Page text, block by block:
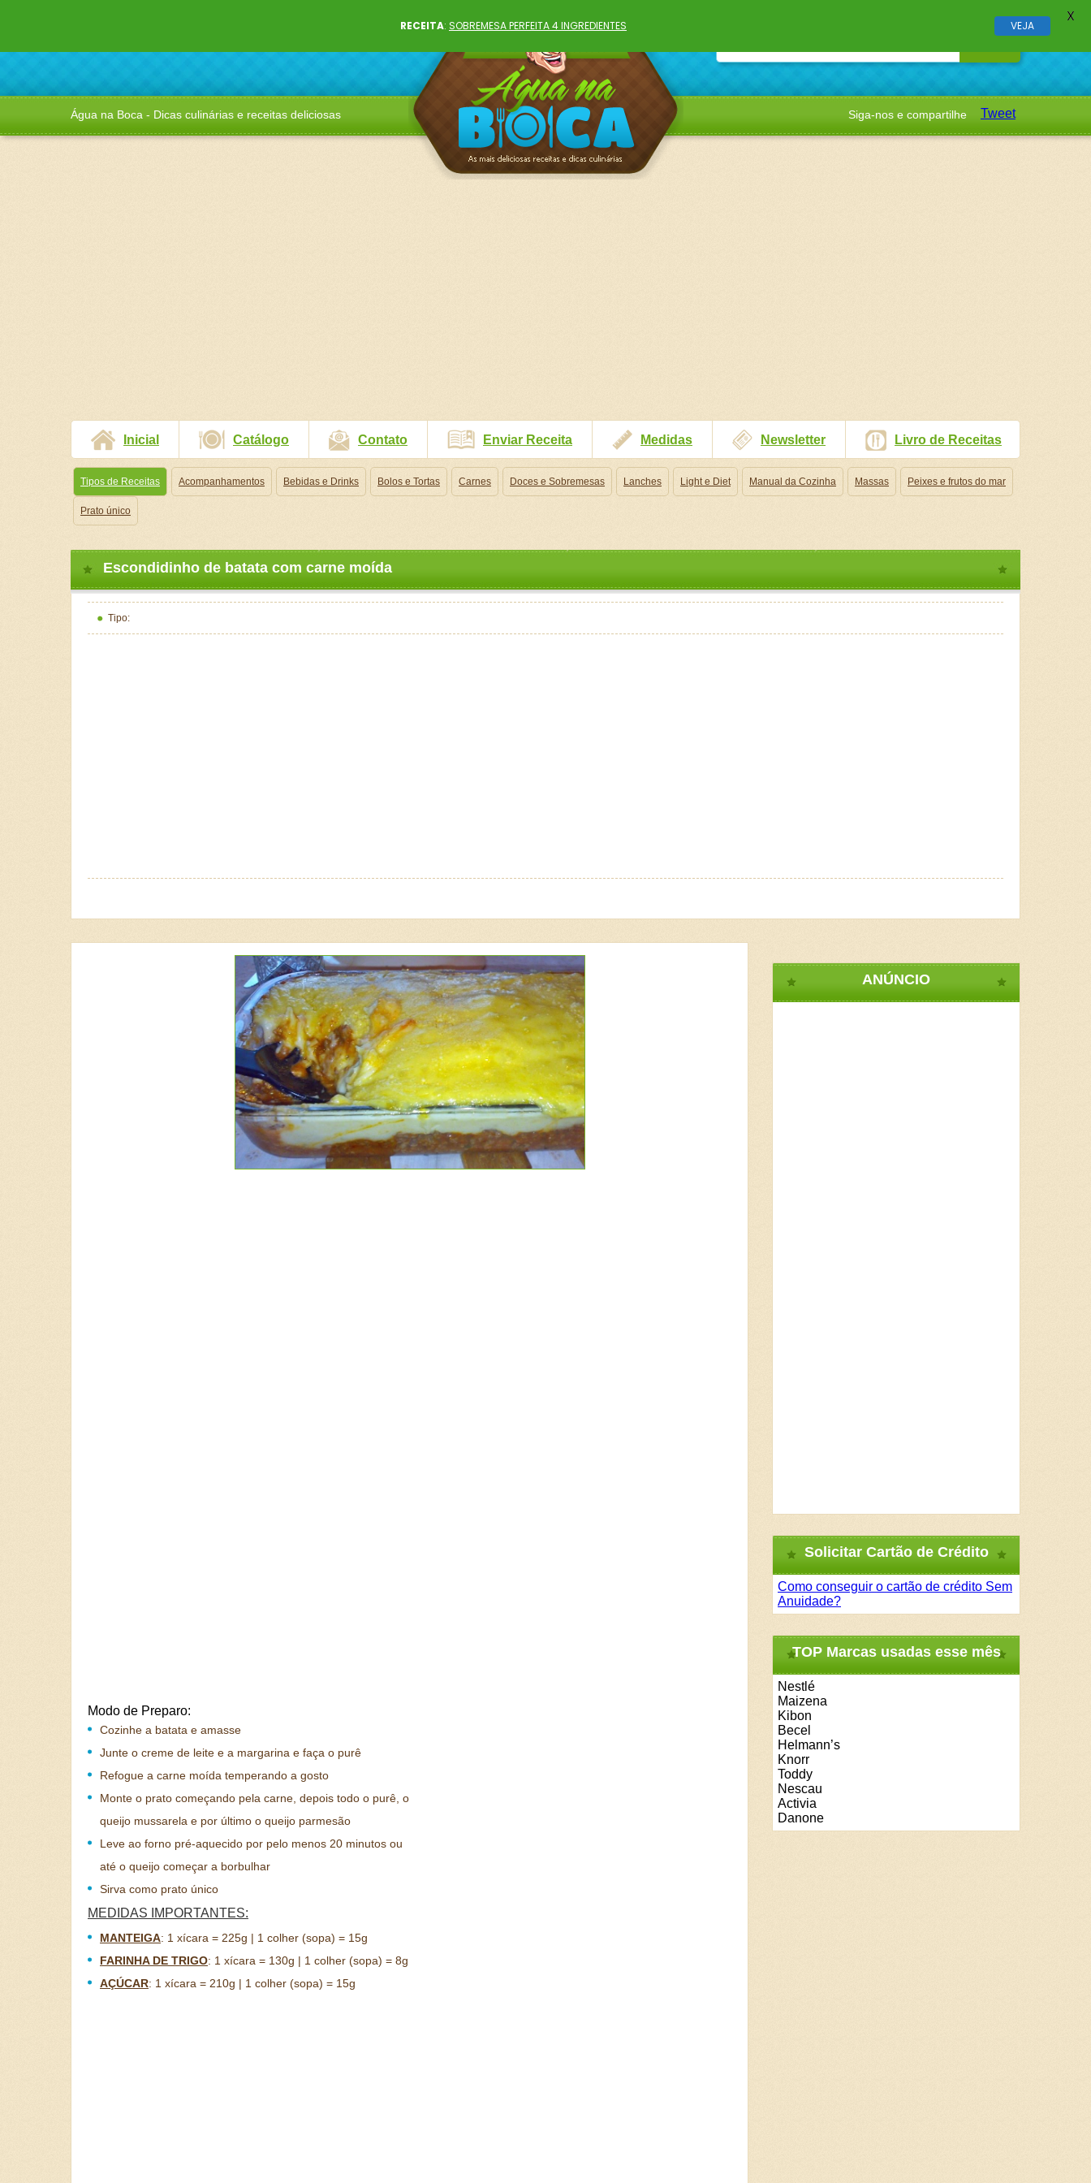
Água na Boca - Dicas culinárias e receitas deliciosas Siga-nos e compartilhe Tweet
Inicial Catálogo Contato Enviar Receita Medidas Newsletter Livro de Receitas
Tipos de Receitas Acompanhamentos Bebidas e Drinks Bolos e Tortas Carnes Doces e Sobremesas Lanches Light e Diet Manual da Cozinha Massas Peixes e frutos do mar
Prato único
Escondidinho de batata com carne moída
Tipo:
Modo de Preparo:
Cozinhe a batata e amasse
Junte o creme de leite e a margarina e faça o purê
Refogue a carne moída temperando a gosto
Monte o prato começando pela carne, depois todo o purê, o
queijo mussarela e por último o queijo parmesão
Leve ao forno pré-aquecido por pelo menos 20 minutos ou
até o queijo começar a borbulhar
Sirva como prato único
MEDIDAS IMPORTANTES:
MANTEIGA: 1 xícara = 225g | 1 colher (sopa) = 15g
FARINHA DE TRIGO: 1 xícara = 130g | 1 colher (sopa) = 8g
AÇÚCAR: 1 xícara = 210g | 1 colher (sopa) = 15g
ANÚNCIO
Solicitar Cartão de Crédito
Como conseguir o cartão de crédito Sem
Anuidade?
TOP Marcas usadas esse mês
Nestlé
Maizena
Kibon
Becel
Helmann’s
Knorr
Toddy
Nescau
Activia
Danone
RECEITA: SOBREMESA PERFEITA 4 INGREDIENTES VEJA
X